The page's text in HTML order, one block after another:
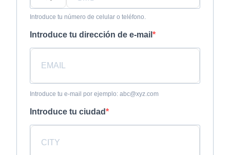
Introduce tu número de celular o teléfono.
Introduce tu dirección de e-mail
Introduce tu e-mail por ejemplo: abc@xyz.com
Introduce tu ciudad